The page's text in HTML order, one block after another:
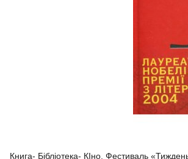
Книга- Бібліотека- КІно. Фестиваль